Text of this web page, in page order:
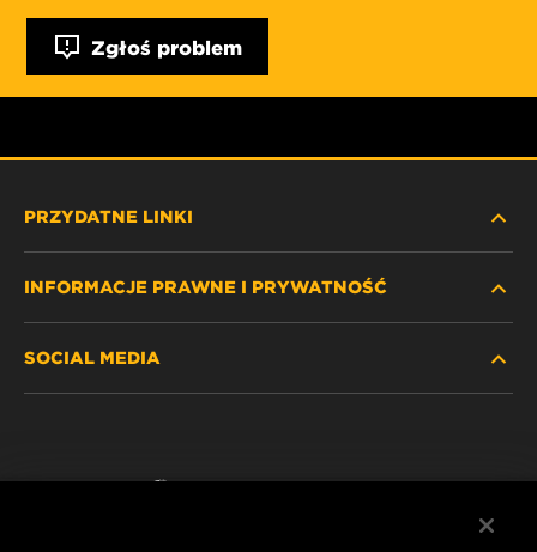
Zgłoś problem
PRZYDATNE LINKI
GDZIE KUPIĆ
INFORMACJE PRAWNE I PRYWATNOŚĆ
SOCIAL MEDIA